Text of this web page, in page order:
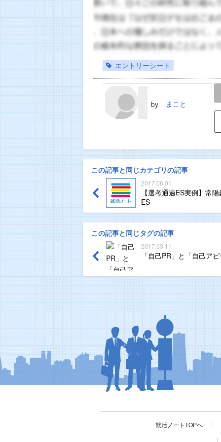
エントリーシート
by まこと
LINE
この記事と同じカテゴリの記事
2017.06.01
【選考通過ES実例】常
ES
この記事と同じタグの記事
2017.03.11
「自己PR」と「自己ア
就活ノートTOPへ